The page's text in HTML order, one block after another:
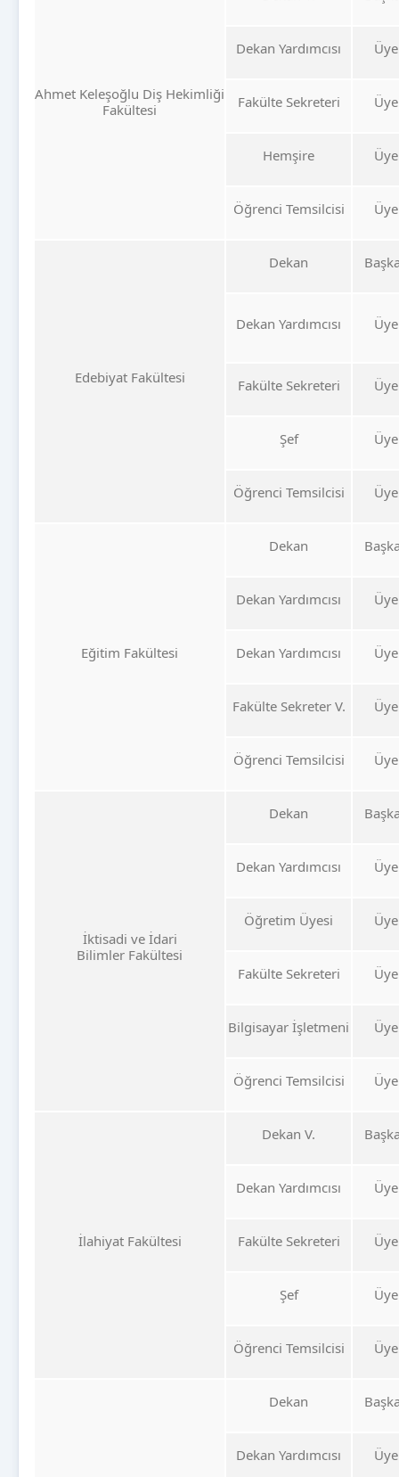
Ahmet Keleşoğlu Diş Hekimliği
Fakültesi
Dekan Yardımcısı Üye
Fakülte Sekreteri Üye
Hemşire Üye
Öğrenci Temsilcisi Üye
Edebiyat Fakültesi
Dekan
Dekan Yardımcısı Üye
Fakülte Sekreteri Üye
Şef Üye
Öğrenci Temsilcisi Üye
Eğitim Fakültesi
Dekan
Dekan Yardımcısı Üye
Dekan Yardımcısı Üye
Fakülte Sekreter V. Üye
Öğrenci Temsilcisi Üye
İktisadi ve İdari
Bilimler Fakültesi
Dekan
Dekan Yardımcısı Üye
Öğretim Üyesi Üye
Fakülte Sekreteri Üye
Bilgisayar İşletmeni Üye
Öğrenci Temsilcisi Üye
İlahiyat Fakültesi
Dekan V.
Dekan Yardımcısı Üye
Fakülte Sekreteri Üye
Şef Üye
Öğrenci Temsilcisi Üye
Dekan
Dekan Yardımcısı Üye